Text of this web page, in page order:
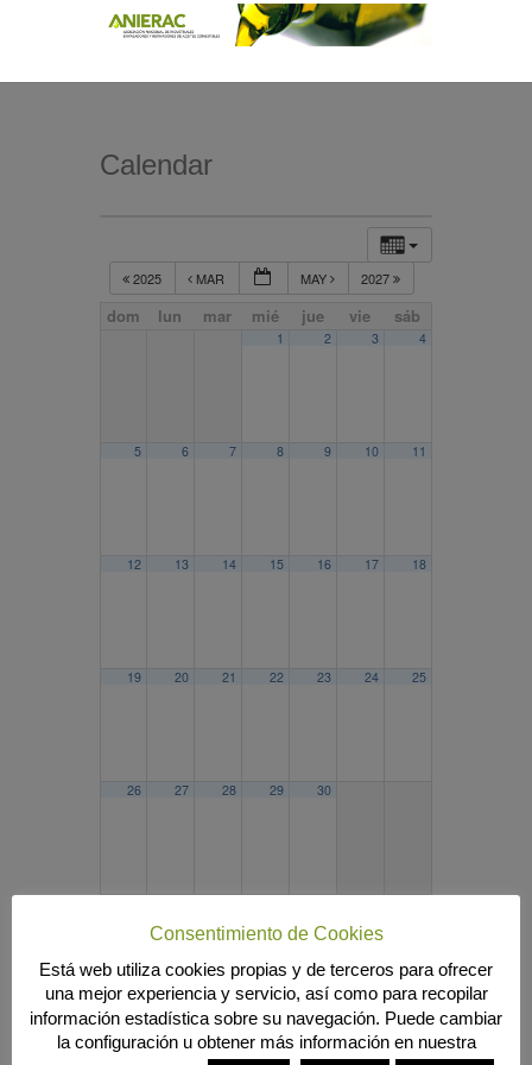
Calendar
2025 MAR MAY 2027
dom lun mar mié jue vie sáb
1 2 3 4
5 6 7 8 9 10 11
12 13 14 15 16 17 18
19 20 21 22 23 24 25
26 27 28 29 30
Búsqueda
MENÚ PRINCIPAL
Consentimiento de Cookies
Está web utiliza cookies propias y de terceros para ofrecer
una mejor experiencia y servicio, así como para recopilar
información estadística sobre su navegación. Puede cambiar
la configuración u obtener más información en nuestra